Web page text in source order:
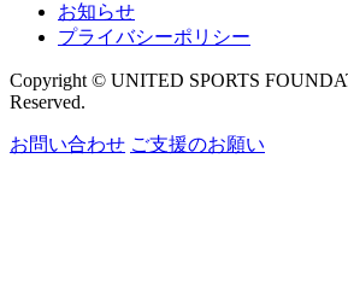
お知らせ
プライバシーポリシー
Copyright © UNITED SPORTS
Reserved.
お問い合わせ ご支援のお願い